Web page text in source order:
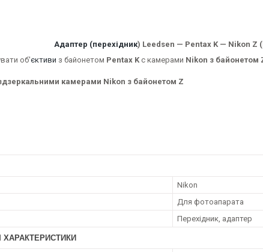
Адаптер (перехідник) Leedsen — Pentax K — Nikon Z
об'єктиви з байонетом Pentax Kc камерами Nikon з байонетом
камерами Nikon з байонетом Z
Nikon
Для фотоапарата
Перехідник, адаптер
ХАРАКТЕРИСТИКИ